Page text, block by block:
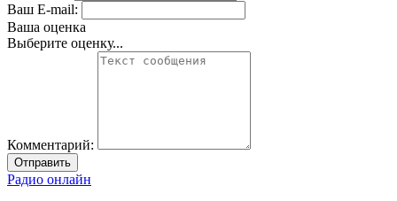
Ваш E-mail:
Ваша оценка
Выберите оценку...
Комментарий:
Отправить
Радио онлайн